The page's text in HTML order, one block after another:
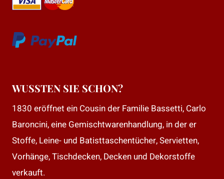
WUSSTEN SIE SCHON?
1830 eröffnet ein Cousin der Familie Bassetti, Carlo
Baroncini, eine Gemischtwarenhandlung, in der er
Stoffe, Leine- und Batisttaschentücher, Servietten,
Vorhänge, Tischdecken, Decken und Dekorstoffe
verkauft.